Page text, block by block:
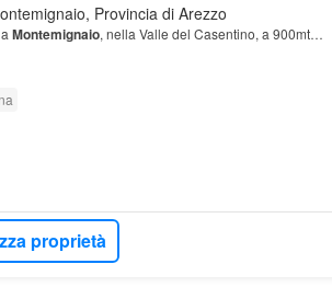
Provincia di Arezzo
Montemignaio, nella Valle del Casentino, a 900mt…
proprietà